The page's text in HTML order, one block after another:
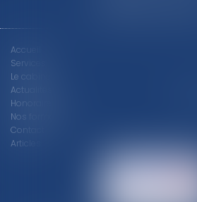
Accueil
Services
Le cabinet
Actualités
Honoraires
Nos formations
Contact
Articles